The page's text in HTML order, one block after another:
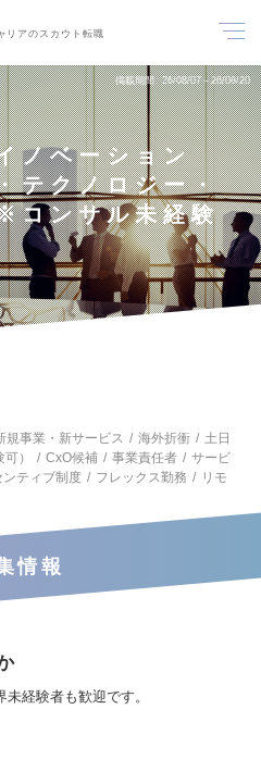
リアのスカウト転職
掲載期間 26/08/07～26/08/20
ノベーション
テクノロジー・
コンサル未経験
規事業・新サービス 海外折衝
土日
） CxO候補 事業責任者
サービ
ンティブ制度 フレックス勤務
リモ
情報
経験者も歓迎です。